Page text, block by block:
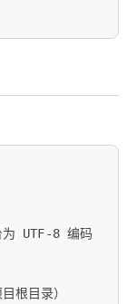
为 UTF-8 编码
根目录）